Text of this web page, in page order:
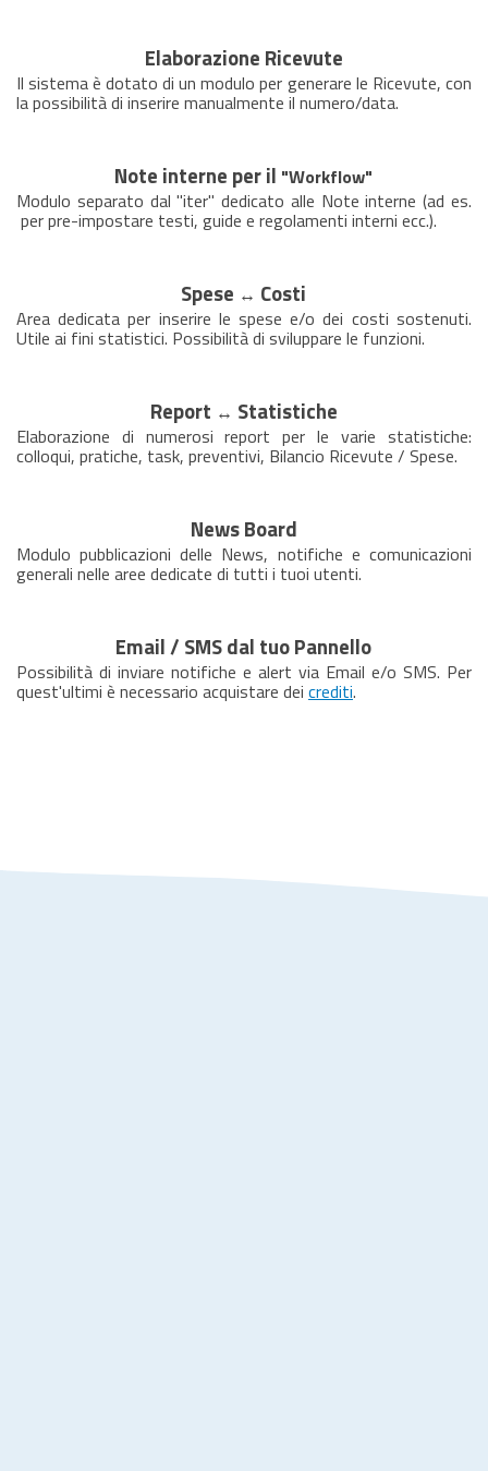
Elaborazione Ricevute
Il sistema è dotato di un modulo per generare le Ricevute, con
la possibilità di inserire manualmente il numero/data.
Note interne per il "Workflow"
Modulo separato dal "iter" dedicato alle Note interne (ad es.
per pre-impostare testi, guide e regolamenti interni ecc.).
Spese ↔ Costi
Area dedicata per inserire le spese e/o dei costi sostenuti.
Utile ai fini statistici. Possibilità di sviluppare le funzioni.
Report ↔ Statistiche
Elaborazione di numerosi report per le varie statistiche:
colloqui, pratiche, task, preventivi, Bilancio Ricevute / Spese.
News Board
Modulo pubblicazioni delle News, notifiche e comunicazioni
generali nelle aree dedicate di tutti i tuoi utenti.
Email / SMS dal tuo Pannello
Possibilità di inviare notifiche e alert via Email e/o SMS. Per
quest'ultimi è necessario acquistare dei crediti.